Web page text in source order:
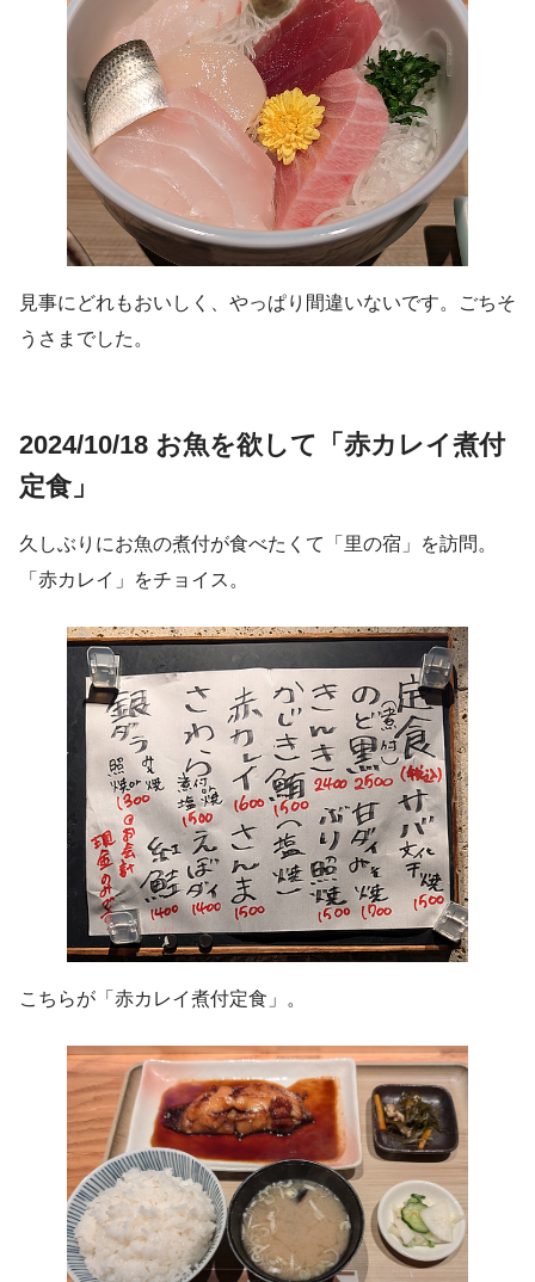
見事にどれもおいしく、やっぱり間違いないです。ごちそ
うさまでした。
2024/10/18 お魚を欲して「赤カレイ煮付
定食」
久しぶりにお魚の煮付が食べたくて「里の宿」を訪問。
「赤カレイ」をチョイス。
こちらが「赤カレイ煮付定食」。